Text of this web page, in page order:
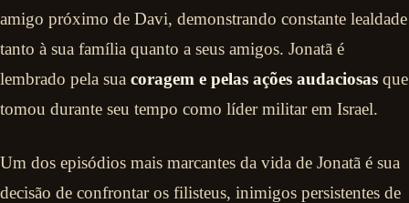
amigo próximo de Davi, demonstrando constante lealdade
tanto à sua família quanto a seus amigos. Jonatã é
lembrado pela sua coragem e pelas ações audaciosas que
tomou durante seu tempo como líder militar em Israel.
Um dos episódios mais marcantes da vida de Jonatã é sua
decisão de confrontar os filisteus, inimigos persistentes de